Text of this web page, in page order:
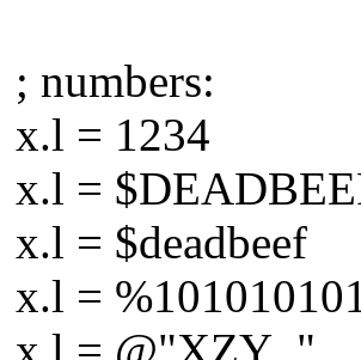
; numbers:
x.l = 1234
x.l =
x.l = $deadbeef
x.l =
x.l = @"XZY_"